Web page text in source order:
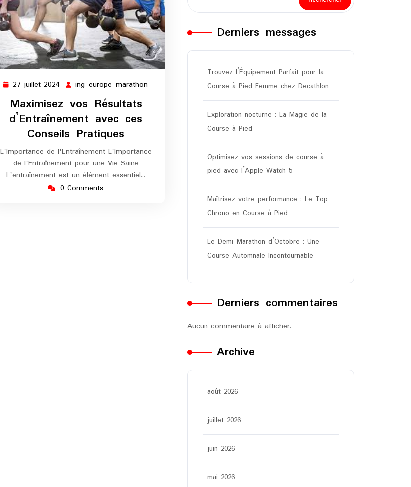
27 juillet 2024 27
2024
ing-europe-marathon
Maximisez vos Résultats
d’Entraînement avec ces
Conseils Pratiques
L'Importance de l'Entraînement L'Importance
de l'Entraînement pour une Vie Saine
L'entraînement est un élément essentiel…
0 Comments
Derniers messages
Trouvez l’Équipement Parfait pour la
Course à Pied Femme chez Decathlon
Exploration nocturne : La Magie de la
Course à Pied
Optimisez vos sessions de course à
pied avec l’Apple Watch 5
Maîtrisez votre performance : Le Top
Chrono en Course à Pied
Le Demi-Marathon d’Octobre : Une
Course Automnale Incontournable
Derniers commentaires
Aucun commentaire à afficher.
Archive
août 2026
juillet 2026
juin 2026
mai 2026